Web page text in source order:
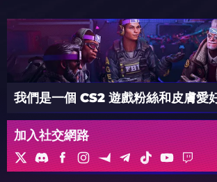
我們是一個 CS2 遊戲粉絲和皮膚愛
加入社交網路